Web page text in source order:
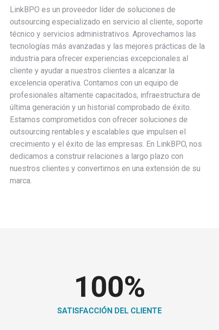
LinkBPO es un proveedor líder de soluciones de
outsourcing especializado en servicio al cliente, soporte
técnico y servicios administrativos. Aprovechamos las
tecnologías más avanzadas y las mejores prácticas de la
industria para ofrecer experiencias excepcionales al
cliente y ayudar a nuestros clientes a alcanzar la
excelencia operativa. Contamos con un equipo de
profesionales altamente capacitados, infraestructura de
última generación y un historial comprobado de éxito.
Estamos comprometidos con ofrecer soluciones de
outsourcing rentables y escalables que impulsen el
crecimiento y el éxito de las empresas. En LinkBPO, nos
dedicamos a construir relaciones a largo plazo con
nuestros clientes y convertirnos en una extensión de su
marca.
100%
SATISFACCIÓN DEL CLIENTE